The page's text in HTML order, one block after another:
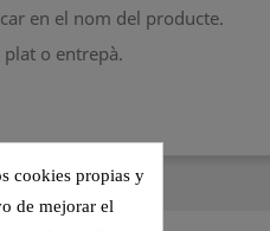
en el nom del producte.
o entrepà.
cookies propias y
de mejorar el